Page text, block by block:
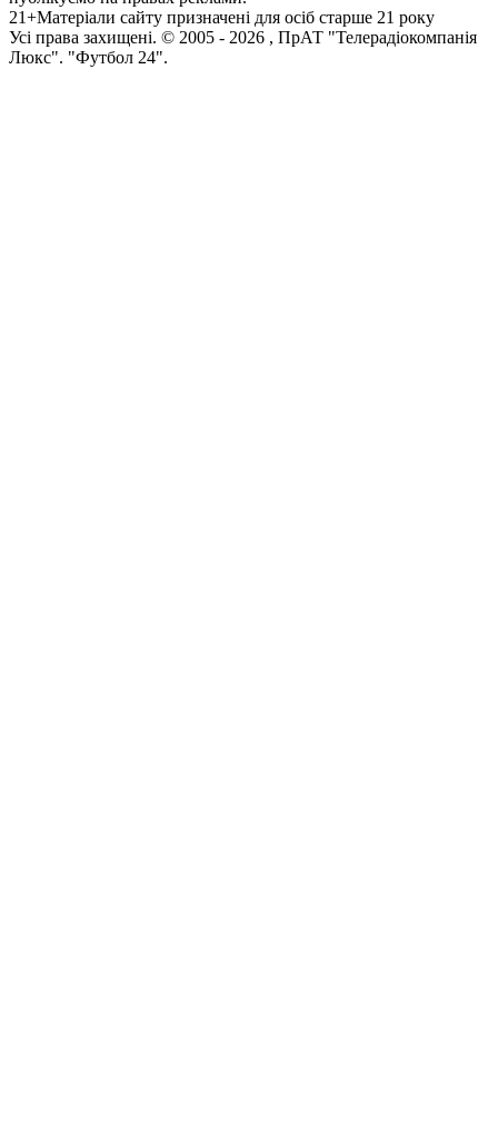
21+Матеріали сайту призначені для осіб старше 21 року
Усi права захищенi. © 2005 - 2026 , ПрАТ "Телерадіокомпанія
Люкс". "Футбол 24".